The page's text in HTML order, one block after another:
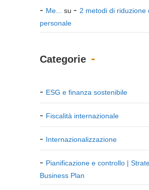
Me... su
2 metodi di riduzione
personale
Categorie
ESG e finanza sostenibile
Fiscalità internazionale
Internazionalizzazione
Pianificazione e controllo |
Business Plan